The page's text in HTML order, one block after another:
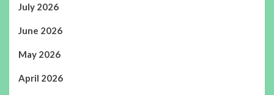
July 2026
June 2026
May 2026
April 2026